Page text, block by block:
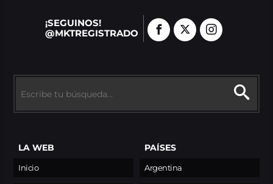
¡SEGUINOS!
@MKTREGISTRADO
LA WEB
Inicio
PAÍSES
Argentina